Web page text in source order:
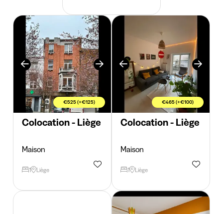
€525 (+€125)
Colocation - Liège
Maison
1 Liège
€465 (+€100)
Colocation - Liège
Maison
1 Liège